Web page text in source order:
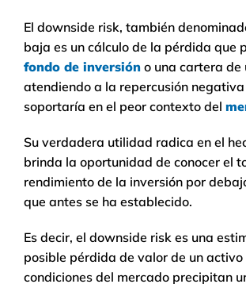
El downside risk, también
baja es un cálculo de la pérdida que
fondo de inversión o una cartera de
atendiendo a la repercusión negativa
soportaría en el peor contexto del
Su verdadera utilidad radica en el
brinda la oportunidad de conocer el
rendimiento de la inversión por
que antes se ha establecido.
Es decir, el downside risk es una
posible pérdida de valor de un activo
condiciones del mercado precipitan